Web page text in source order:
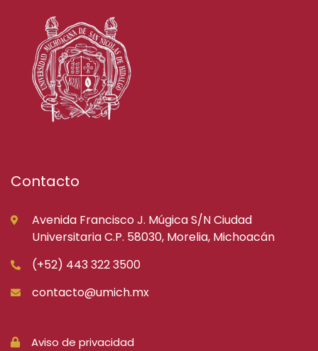
Contacto
Avenida Francisco J. Múgica S/N Ciudad
Universitaria C.P. 58030, Morelia, Michoacán
(+52) 443 322 3500
contacto@umich.mx
Aviso de privacidad